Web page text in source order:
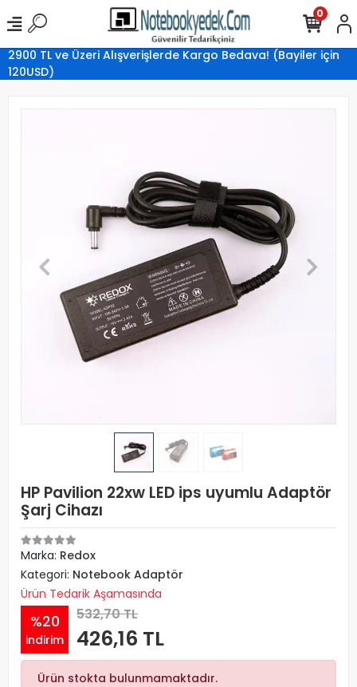
2900 TL ve Üzeri Alışverişlerde Kargo Bedava! (Bayiler için
120USD)
0
HP Pavilion 22xw LED ips uyumlu Adaptör
Şarj Cihazı
Marka: Redox
Kategori: Notebook Adaptör
Ürün Tedarik Aşamasında
%20
indirim
532,70 TL
426,16 TL
Ürün stokta bulunmamaktadır.